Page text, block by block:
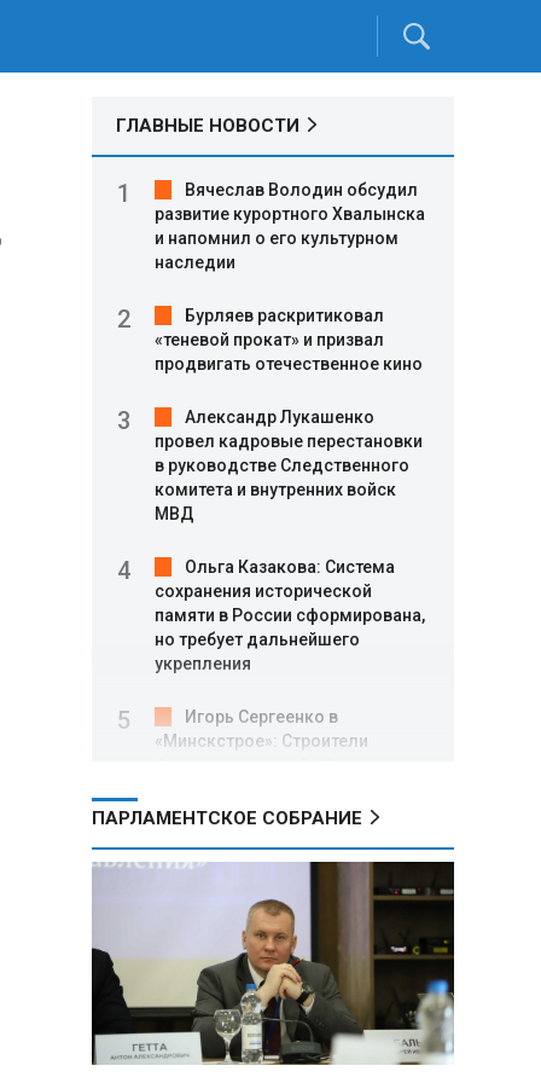
ГЛАВНЫЕ НОВОСТИ
Вячеслав Володин обсудил
развитие курортного Хвалынска
и напомнил о его культурном
наследии
Бурляев раскритиковал
«теневой прокат» и призвал
продвигать отечественное кино
Александр Лукашенко
провел кадровые перестановки
в руководстве Следственного
комитета и внутренних войск
МВД
Ольга Казакова: Система
сохранения исторической
памяти в России сформирована,
но требует дальнейшего
укрепления
Игорь Сергеенко в
«Минскстрое»: Строители
в улучшении охраны труда
МИД РФ: Поездка
Зеленского в США не принесла
ожидаемых результатов
Белорусские школьники
собрали первые «космические»
томаты из семян, побывавших
на орбите
ПАРЛАМЕНТСКОЕ СОБРАНИЕ